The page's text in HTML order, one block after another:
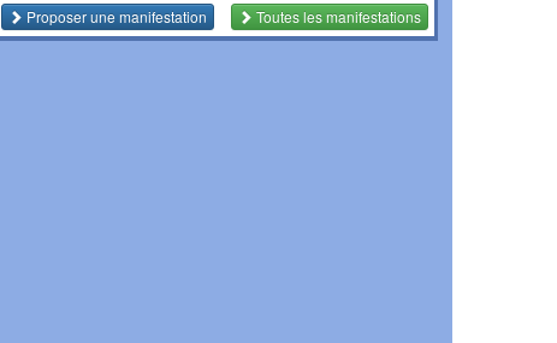
Proposer une manifestation Toutes les manifestations